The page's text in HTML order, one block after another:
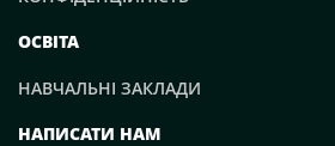
НАПИСАТИ НАМ
ОСВІТА
НАВЧАЛЬНІ ЗАКЛАДИ